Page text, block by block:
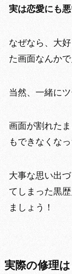
実は恋愛にも悪
なぜなら、大
た画面なんか
当然、一緒に
画面が割れたま
もできなくな
大事な思い出
てしまった黒
ましょう！
実際の修理